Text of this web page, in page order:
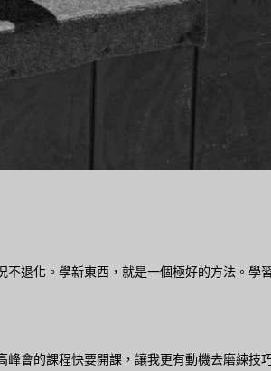
退化。學新東西，就是一個極好的方法。學
會的課程快要開課，讓我更有動機去磨練技